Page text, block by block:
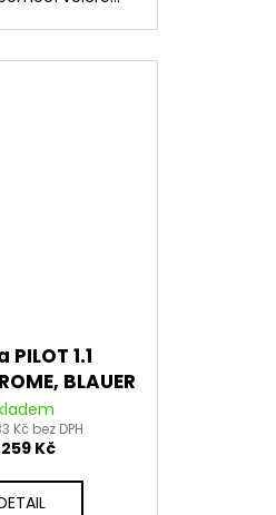
1.1
BLAUER
matná)
Kč bez DPH
Kč